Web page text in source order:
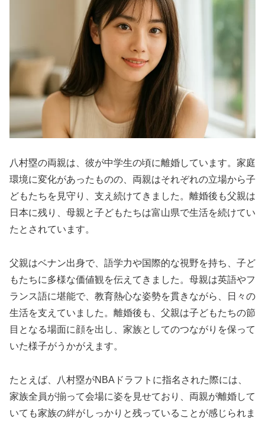
八村塁の両親は、彼が中学生の頃に離婚しています。家庭
環境に変化があったものの、両親はそれぞれの立場から子
どもたちを見守り、支え続けてきました。離婚後も父親は
日本に残り、母親と子どもたちは富山県で生活を続けてい
たとされています。
父親はベナン出身で、語学力や国際的な視野を持ち、子ど
もたちに多様な価値観を伝えてきました。母親は英語やフ
ランス語に堪能で、教育熱心な姿勢を貫きながら、日々の
生活を支えていました。離婚後も、父親は子どもたちの節
目となる場面に顔を出し、家族としてのつながりを保って
いた様子がうかがえます。
たとえば、八村塁がNBAドラフトに指名された際には、
家族全員が揃って会場に姿を見せており、両親が離婚して
いても家族の絆がしっかりと残っていることが感じられま